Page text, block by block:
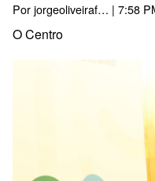
Porjorgeoliveiraf… | 7:58
O Centro